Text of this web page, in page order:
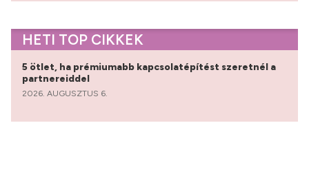
HETI TOP CIKKEK
5 ötlet, ha prémiumabb kapcsolatépítést szeretnél a
partnereiddel
2026. AUGUSZTUS 6.